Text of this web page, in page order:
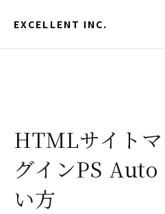
EXCELLENT INC.
HTMLサイト
グインPS
い方